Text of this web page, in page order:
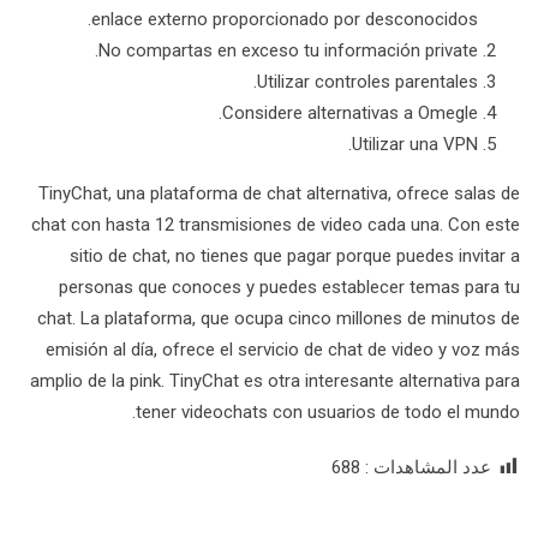
enlace externo proporcionado por desconocidos.
No compartas en exceso tu información private.
Utilizar controles parentales.
Considere alternativas a Omegle.
Utilizar una VPN.
TinyChat, una plataforma de chat alternativa, ofrece salas de
chat con hasta 12 transmisiones de video cada una. Con este
sitio de chat, no tienes que pagar porque puedes invitar a
personas que conoces y puedes establecer temas para tu
chat. La plataforma, que ocupa cinco millones de minutos de
emisión al día, ofrece el servicio de chat de video y voz más
amplio de la pink. TinyChat es otra interesante alternativa para
tener videochats con usuarios de todo el mundo.
عدد المشاهدات : 688